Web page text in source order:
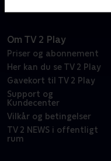
Om TV 2 Play
Priser og abonnement
Her kan du se TV 2 Play
Gavekort til TV 2 Play
Support og
Kundecenter
Vilkår og betingelser
TV 2 NEWS i offentligt
rum